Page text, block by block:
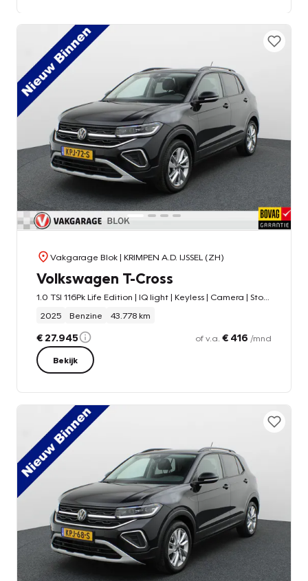
Vakgarage Blok| KRIMPEN A.D. IJSSEL (ZH)
Volkswagen T-Cross
2025
Benzine 43.778 km
€ 27.945 of v.a. € 416 /mnd
Bekijk